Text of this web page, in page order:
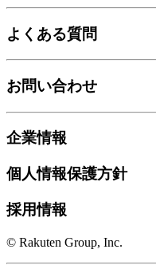
よくある質問
お問い合わせ
企業情報
個人情報保護方針
採用情報
© Rakuten Group, Inc.